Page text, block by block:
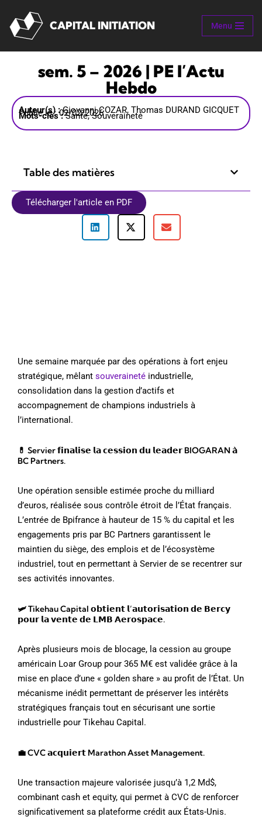
Aller
CAPITAL INITIATION Menu
sem. 5 – 2026 | PE l’Actu
Hebdo
Auteur(s) :Giovanni COZAR, Thomas DURAND GICQUET
Publié le : 02/02/2026
Mots-clés :Santé, Souveraineté
Table des matières
Télécharger l'article en PDF
Une semaine marquée par des opérations à fort enjeu
stratégique, mêlant souveraineté industrielle,
consolidation dans la gestion d’actifs et
accompagnement de champions industriels à
l’international.
💊 Servier 𝗳𝗶𝗻𝗮𝗹𝗶𝘀𝗲 𝗹𝗮 𝗰𝗲𝘀𝘀𝗶𝗼𝗻 𝗱𝘂 𝗹𝗲𝗮𝗱𝗲𝗿 BIOGARAN 𝗮̀
BC Partners.
Une opération sensible estimée proche du milliard
d’euros, réalisée sous contrôle étroit de l’État français.
L’entrée de Bpifrance à hauteur de 15 % du capital et les
engagements pris par BC Partners garantissent le
maintien du siège, des emplois et de l’écosystème
industriel, tout en permettant à Servier de se recentrer sur
ses activités innovantes.
🛩️ Tikehau Capital 𝗼𝗯𝘁𝗶𝗲𝗻𝘁 𝗹’𝗮𝘂𝘁𝗼𝗿𝗶𝘀𝗮𝘁𝗶𝗼𝗻 𝗱𝗲 𝗕𝗲𝗿𝗰𝘆
𝗽𝗼𝘂𝗿 𝗹𝗮 𝘃𝗲𝗻𝘁𝗲 𝗱𝗲 𝗟𝗠𝗕 𝗔𝗲𝗿𝗼𝘀𝗽𝗮𝗰𝗲.
Après plusieurs mois de blocage, la cession au groupe
américain Loar Group pour 365 M€ est validée grâce à la
mise en place d’une « golden share » au profit de l’État. Un
mécanisme inédit permettant de préserver les intérêts
stratégiques français tout en sécurisant une sortie
industrielle pour Tikehau Capital.
💼 CVC 𝗮𝗰𝗾𝘂𝗶𝗲𝗿𝘁 Marathon Asset Management.
Une transaction majeure valorisée jusqu’à 1,2 Md$,
combinant cash et equity, qui permet à CVC de renforcer
significativement sa plateforme crédit aux États-Unis.